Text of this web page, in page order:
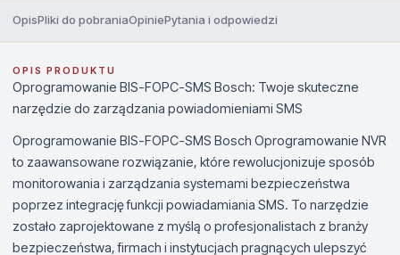
OpisPliki do pobraniaOpiniePytania i odpowiedzi
OPIS PRODUKTU
Oprogramowanie BIS-FOPC-SMS Bosch: Twoje skuteczne
narzędzie do zarządzania powiadomieniami SMS
Oprogramowanie BIS-FOPC-SMS Bosch Oprogramowanie NVR
to zaawansowane rozwiązanie, które rewolucjonizuje sposób
monitorowania i zarządzania systemami bezpieczeństwa
poprzez integrację funkcji powiadamiania SMS. To narzędzie
zostało zaprojektowane z myślą o profesjonalistach z branży
bezpieczeństwa, firmach i instytucjach pragnących ulepszyć